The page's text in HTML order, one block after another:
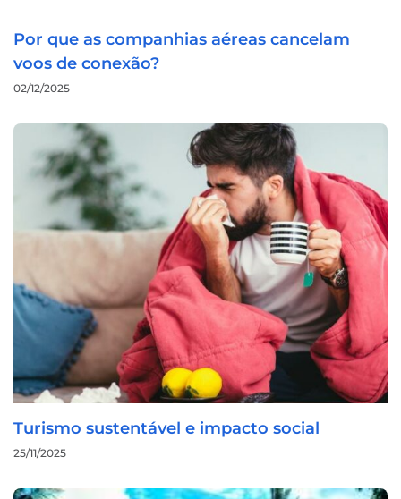
Por que as companhias aéreas cancelam
voos de conexão?
02/12/2025
Turismo sustentável e impacto social
25/11/2025